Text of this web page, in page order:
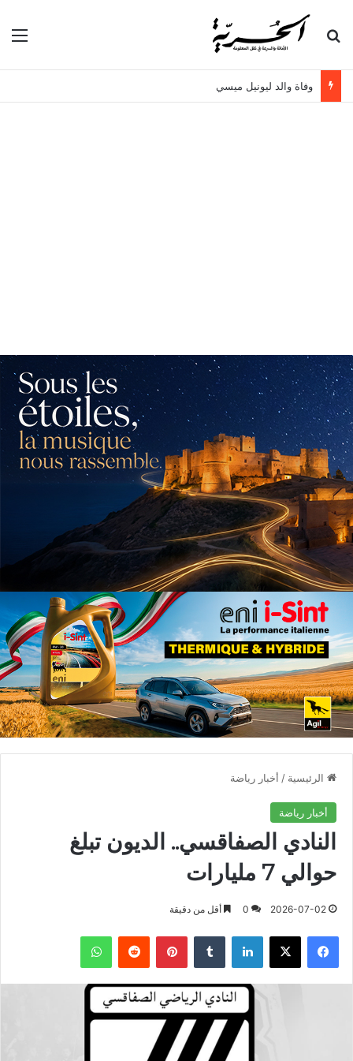
بحث عن
وفاة والد ليونيل ميسي
الرئيسية / أخبار رياضة
أخبار رياضة
النادي الصفاقسي.. الديون تبلغ
حوالي 7 مليارات
2026-07-02
0 أقل من دقيقة
فيسبوك X لينكدإن بينتيريست واتساب